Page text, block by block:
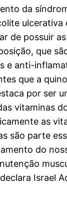
da
ulcerativa
de possuir
que
e anti-
que a
por ser
vitaminas
as
são parte
do
Israel